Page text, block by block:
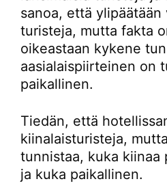
sanoa, että ylipäätään
turisteja, mutta fakta
oikeastaan kykene
aasialaispiirteinen on
paikallinen.
Tiedän, että
kiinalaisturisteja,
tunnistaa, kuka kiinaa
ja kuka paikallinen.